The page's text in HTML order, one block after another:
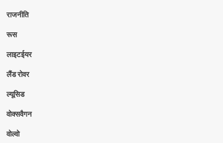
राजनीति
रूस
लाइटईयर
लैंड रोवर
ल्यूसिड
वोक्सवैगन
वोल्वो